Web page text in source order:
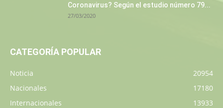
Coronavirus? Según el estudio número 79...
27/03/2020
CATEGORÍA POPULAR
Noticia
20954
Nacionales
17180
Internacionales
13933